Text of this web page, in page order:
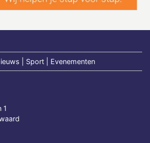
| Sport | Evenementen
1